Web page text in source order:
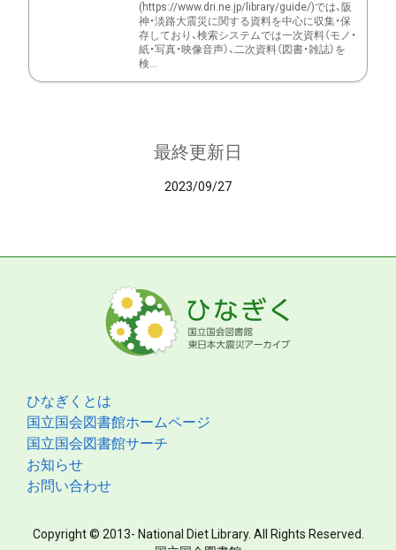
(https://www.dri.ne.jp/library/guide/)では、阪
神・淡路大震災に関する資料を中心に収集・保
存しており、検索システムでは一次資料（モノ・
紙・写真・映像音声）、二次資料（図書・雑誌）を
検...
最終更新日
2023/09/27
ひなぎくとは
国立国会図書館ホームページ
国立国会図書館サーチ
お知らせ
お問い合わせ
Copyright © 2013- National Diet Library. All Rights Reserved.